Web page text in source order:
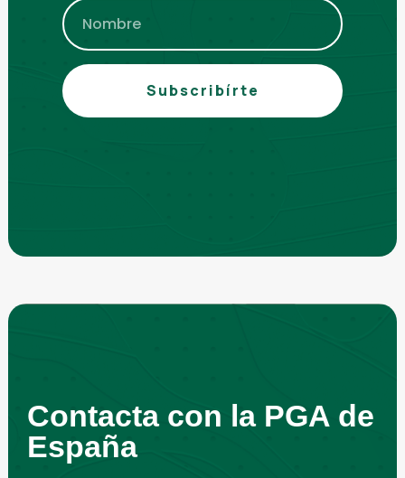
Subscribírte
Contacta con la PGA de
España